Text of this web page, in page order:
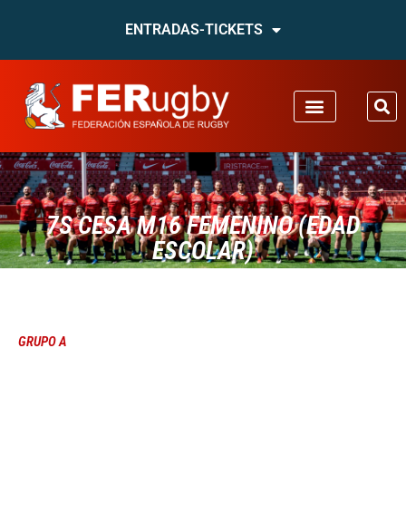
ENTRADAS-TICKETS
7S CESA M16 FEMENINO (EDAD
ESCOLAR)
GRUPO A